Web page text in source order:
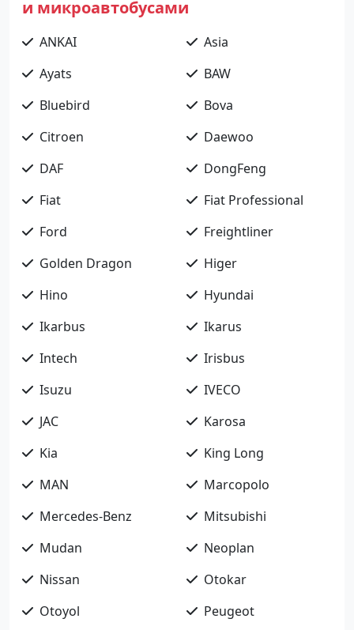
и микроавтобусами
ANKAI
Asia
Ayats
BAW
Bluebird
Bova
Citroen
Daewoo
DAF
DongFeng
Fiat
Fiat Professional
Ford
Freightliner
Golden Dragon
Higer
Hino
Hyundai
Ikarbus
Ikarus
Intech
Irisbus
Isuzu
IVECO
JAC
Karosa
Kia
King Long
MAN
Marcopolo
Mercedes-Benz
Mitsubishi
Mudan
Neoplan
Nissan
Otokar
Otoyol
Peugeot